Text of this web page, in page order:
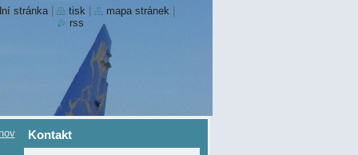
Kontakt
stránka tisk mapa stránek
rss